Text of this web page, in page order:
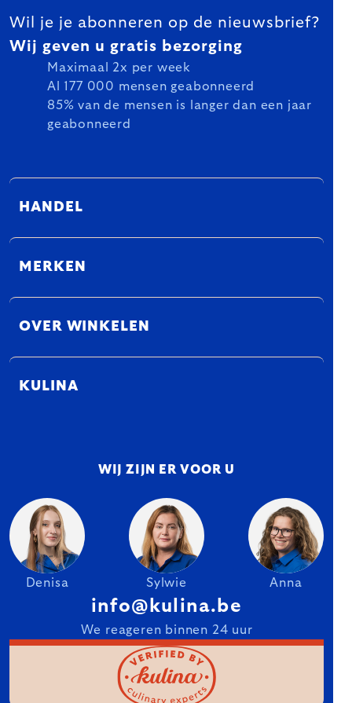
Wil je je abonneren op de nieuwsbrief?
Wij geven u gratis bezorging
Maximaal 2x per week
Al 177 000 mensen geabonneerd
85% van de mensen is langer dan een jaar
geabonneerd
HANDEL
MERKEN
OVER WINKELEN
KULINA
WIJ ZIJN ER VOOR U
Denisa Sylwie Anna
info@kulina.be
We reageren binnen 24 uur